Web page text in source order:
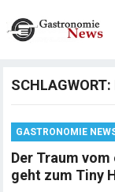
SCHLAGWORT:
GASTRONOMIE
Der Traum vom
geht zum Tiny